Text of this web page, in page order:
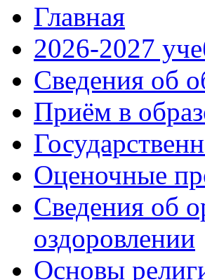
Главная
2026-2027
Сведения об
Приём в
Оценочные
Сведения об
оздоровлении
Основы